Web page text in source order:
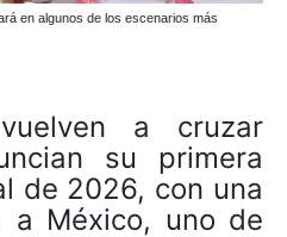
en algunos de los escenarios más
a cruzar
su primera
de 2026, con una
a México, uno de